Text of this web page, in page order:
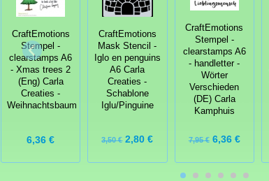
CraftEmotions
Stempel -
clearstamps A6
- Xmas trees 2
(Eng) Carla
Creaties -
Weihnachtsbaum
6,36 €
CraftEmotions
Mask Stencil -
Iglo en penguins
A6 Carla
Creaties -
Schablone
Iglu/Pinguine
3,50 €2,80 €
CraftEmotions
Stempel -
clearstamps A6
- handletter -
Wörter
Verschieden
(DE) Carla
Kamphuis
7,95 €6,36 €